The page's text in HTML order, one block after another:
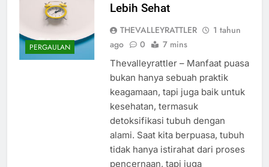
PERGAULAN
Lebih Sehat
THEVALLEYRATTLER
1 tahun
ago
0 7 mins
Thevalleyrattler – Manfaat puasa
bukan hanya sebuah praktik
keagamaan, tapi juga baik untuk
kesehatan, termasuk
detoksifikasi tubuh dengan
alami. Saat kita berpuasa, tubuh
tidak hanya istirahat dari proses
pencernaan, tapi juga